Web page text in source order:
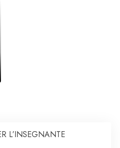
L’INSEGNANTE